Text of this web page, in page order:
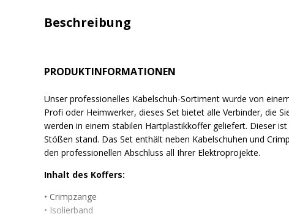
Beschreibung
PRODUKTINFORMATIONEN
Unser professionelles Kabelschuh-Sortiment wurde von
Profi oder Heimwerker, dieses Set bietet alle Verbinder, die
werden in einem stabilen Hartplastikkoffer geliefert. Dieser
Stößen stand. Das Set enthält neben Kabelschuhen und
den professionellen Abschluss all Ihrer Elektroprojekte.
Inhalt des Koffers:
• Crimpzange
• Isolierband